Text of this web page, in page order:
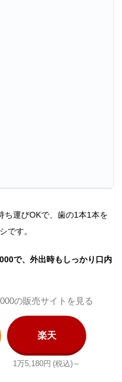
ち運びOKで、歯の1本1本を
です。
で、外出時もしっかり口内
の販売サイトを見る
楽天
1万5,180円 (税込)～